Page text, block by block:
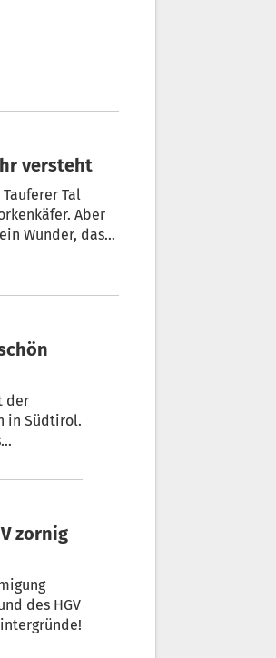
 Warum ein Bauer aus dem Pustertal die Welt nicht mehr versteht
Tal
der
in Südtirol.
des HGV